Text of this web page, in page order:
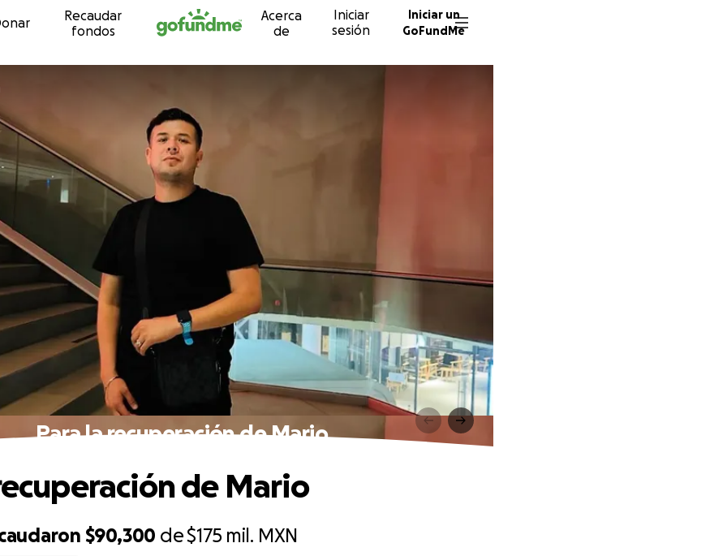
Ir al contenido
Recaudar
fondos
Acerca
de
Iniciar
sesión
Iniciar un
GoFundMe
Para la recuperación de Mario
$90,300 de$175 mil. MXN
de Mario